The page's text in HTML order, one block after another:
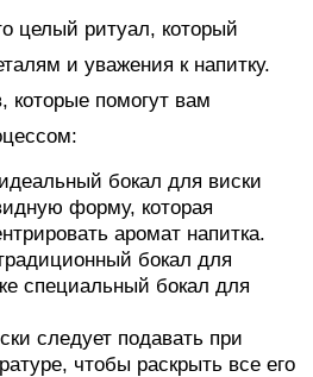
целый ритуал, который
и уважения к напитку.
которые помогут вам
идеальный бокал для виски
форму, которая
аромат напитка.
бокал для
специальный бокал для
следует подавать при
чтобы раскрыть все его